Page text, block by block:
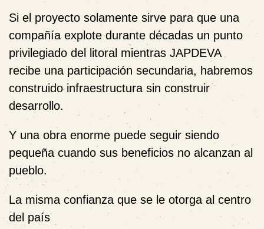
Si el proyecto solamente sirve para que una
compañía explote durante décadas un punto
privilegiado del litoral mientras JAPDEVA
recibe una participación secundaria, habremos
construido infraestructura sin construir
desarrollo.
Y una obra enorme puede seguir siendo
pequeña cuando sus beneficios no alcanzan al
pueblo.
La misma confianza que se le otorga al centro
del país